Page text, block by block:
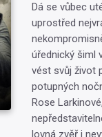
Dá se vůbec
uprostřed
úřednický šiml
vést svůj život
potupných
Rose
lovná zvěř i